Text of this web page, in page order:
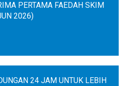
PERTAMA FAEDAH SKIM
2026)
24 JAM UNTUK LEBIH